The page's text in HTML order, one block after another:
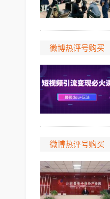
微博热评号购买
微博热评号购买